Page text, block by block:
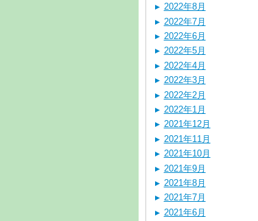
2022年8月
2022年7月
2022年6月
2022年5月
2022年4月
2022年3月
2022年2月
2022年1月
2021年12月
2021年11月
2021年10月
2021年9月
2021年8月
2021年7月
2021年6月